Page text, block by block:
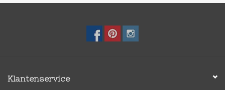
Klantenservice